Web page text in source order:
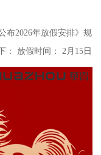
布2026年放假安排》规
： 放假时间： 2月15日
）正式开工。 2月14
特此通知！提前祝大
，万事如意！深